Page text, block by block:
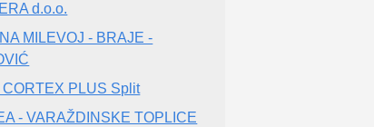
d.o.o.
MILEVOJ - BRAJE -
CORTEX PLUS Split
- VARAŽDINSKE TOPLICE